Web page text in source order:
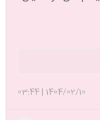
1404/02/10
|
03:44